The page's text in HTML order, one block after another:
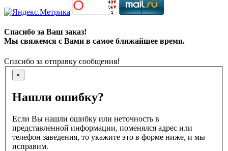
Спасибо за Ваш заказ!
Мы свяжемся с Вами в самое ближайшее время.
Спасибо за отправку сообщения!
×
Нашли ошибку?
Если Вы нашли ошибку или неточность в
представленной информации, поменялся адрес или
телефон заведения, то укажите это в форме ниже, и мы
исправим.